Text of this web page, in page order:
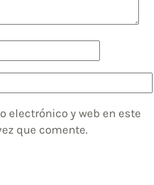
electrónico y web en este
que comente.